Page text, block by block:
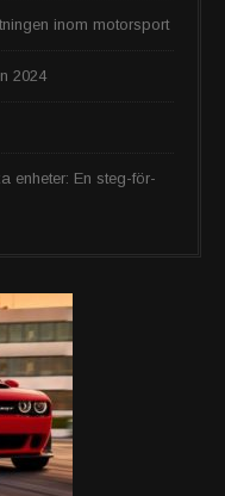
inom motorsport
2024
enheter: En steg-för-